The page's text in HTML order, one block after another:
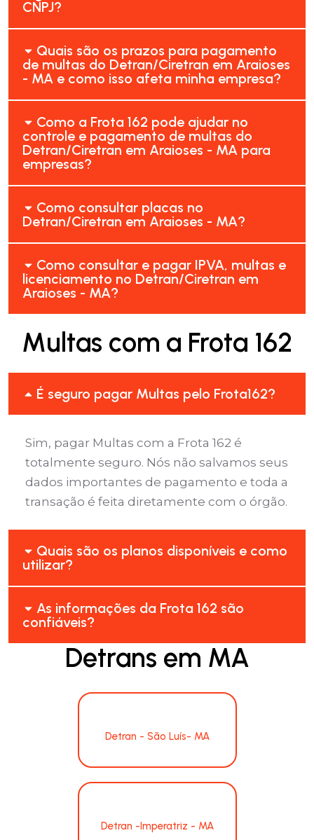
CNPJ?
Quais são os prazos para pagamento
de multas do Detran/Ciretran em Araioses
- MA e como isso afeta minha empresa?
Como a Frota 162 pode ajudar no
controle e pagamento de multas do
Detran/Ciretran em Araioses - MA para
empresas?
Como consultar placas no
Detran/Ciretran em Araioses - MA?
Como consultar e pagar IPVA, multas e
licenciamento no Detran/Ciretran em
Araioses - MA?
Multas com a Frota 162
É seguro pagar Multas pelo Frota162?
Sim, pagar Multas com a Frota 162 é
totalmente seguro. Nós não salvamos seus
dados importantes de pagamento e toda a
transação é feita diretamente com o órgão.
Quais são os planos disponíveis e como
utilizar?
As informações da Frota 162 são
confiáveis?
Detrans em MA
Detran - São Luís- MA
Detran -Imperatriz - MA